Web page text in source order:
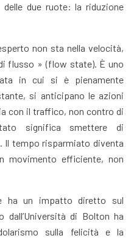
due ruote: la riduzione
non sta nella velocità,
flusso » (flow state). È uno
in cui si è pienamente
si anticipano le azioni
con il traffico, non contro di
significa smettere di
Il tempo risparmiato diventa
movimento efficiente, non
ha un impatto diretto sul
dall’Università di Bolton ha
sulla felicità e la